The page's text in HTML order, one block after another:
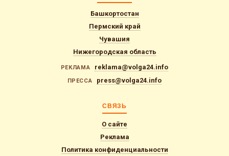
Башкортостан
Пермский край
Чувашия
Нижегородская область
РЕКЛАМА reklama@volga24.info
ПРЕССА press@volga24.info
СВЯЗЬ
О сайте
Реклама
Политика конфиденциальности